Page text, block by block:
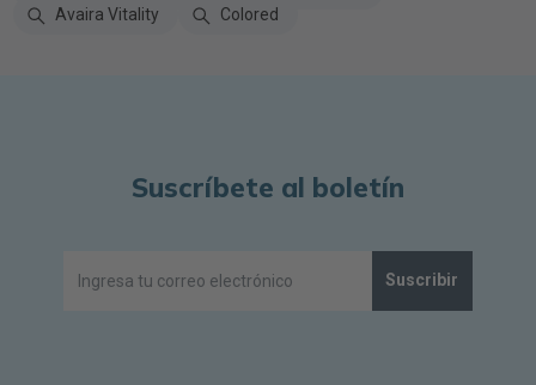
Avaira Vitality
Colored
Suscríbete al boletín
Suscribir